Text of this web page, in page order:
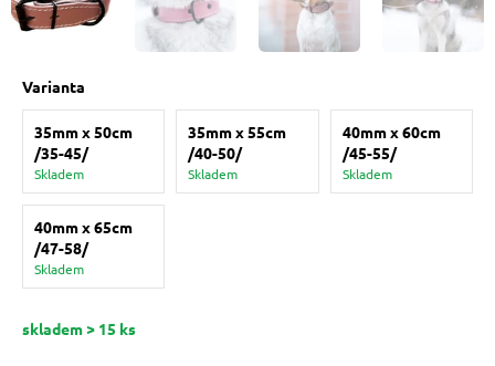
mačky
mačky
mačky
Varianta
35mm x 50cm
/35-45/
Skladem
35mm x 55cm
/40-50/
Skladem
40mm x 60cm
/45-55/
Skladem
40mm x 65cm
/47-58/
Skladem
skladem > 15 ks